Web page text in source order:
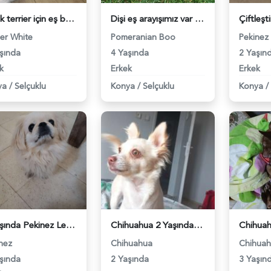
Erkek terrier için eş bulma - 118979740
White
/ Selçuklu
Dişi eş arayışımız var - 118979524
Pomeranian Boo
4 Yaşında
Erkek
Konya / Selçuklu
Pekinez
2
Erkek
Konya /
3 Yaşında Pekinez Leo Eş Arıyor - 118961577 Chihuahua 2 Yaşında Kızıma Eş Arıyorum - 397
Chihuahua
2 Yaşında
3